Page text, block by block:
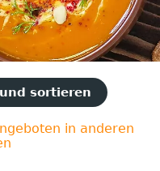
sortieren
in anderen